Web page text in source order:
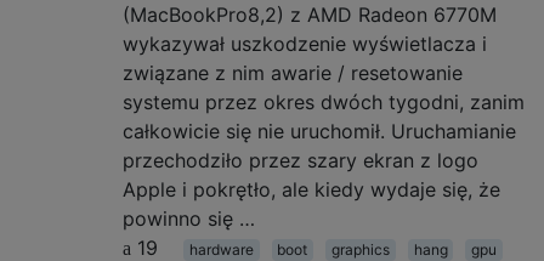
(MacBookPro8,2) z AMD Radeon 6770M
wykazywał uszkodzenie wyświetlacza i
związane z nim awarie / resetowanie
systemu przez okres dwóch tygodni, zanim
całkowicie się nie uruchomił. Uruchamianie
przechodziło przez szary ekran z logo
Apple i pokrętło, ale kiedy wydaje się, że
powinno się …
19
hardware boot graphics hang gpu